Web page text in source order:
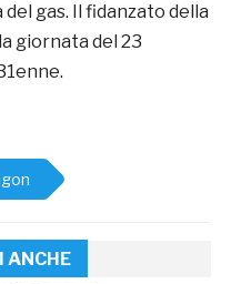
gas. Il fidanzato della
giornata del 23
ANCHE